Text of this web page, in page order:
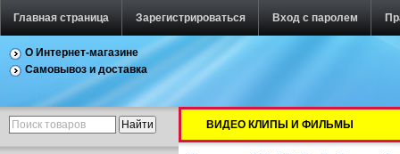
Главная страница Зарегистрироваться Вход с паролем
О Интернет-магазине
Самовывоз и доставка
ВИДЕО КЛИПЫ И ФИЛЬМЫ